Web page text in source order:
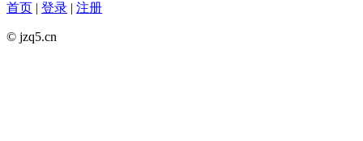
首页 | 登录 | 注册
© jzq5.cn